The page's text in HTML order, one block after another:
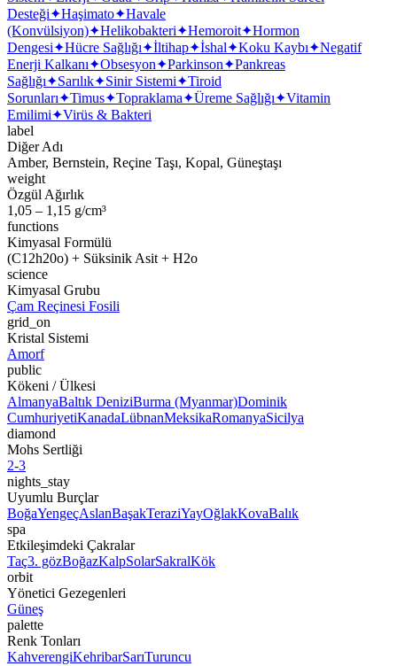
Desteği✦Haşimato✦Havale
(Konvülsiyon)✦Helikobakteri✦Hemoroit✦Hormon
Dengesi✦Hücre Sağlığı✦İltihap✦İshal✦Koku Kaybı✦Negatif
Enerji Kalkanı✦Obsesyon✦Parkinson✦Pankreas
Sağlığı✦Sarılık✦Sinir Sistemi✦Tiroid
Sorunları✦Timus✦Topraklama✦Üreme Sağlığı✦Vitamin
Emilimi✦Virüs & Bakteri
label
Diğer Adı
Amber, Bernstein, Reçine Taşı, Kopal, Güneştaşı
weight
Özgül Ağırlık
1,05 – 1,15 g/cm³
functions
Kimyasal Formülü
(C12h20o) + Süksinik Asit + H2o
science
Kimyasal Grubu
Çam Reçinesi Fosili
grid_on
Kristal Sistemi
Amorf
public
Kökeni / Ülkesi
AlmanyaBaltık DeniziBurma (Myanmar)Dominik
CumhuriyetiKanadaLübnanMeksikaRomanyaSicilya
diamond
Mohs Sertliği
2-3
nights_stay
Uyumlu Burçlar
BoğaYengeçAslanBaşakTeraziYayOğlakKovaBalık
spa
Etkileşimdeki Çakralar
Taç3. gözBoğazKalpSolarSakralKök
orbit
Yönetici Gezegenleri
Güneş
palette
Renk Tonları
KahverengiKehribarSarıTuruncu